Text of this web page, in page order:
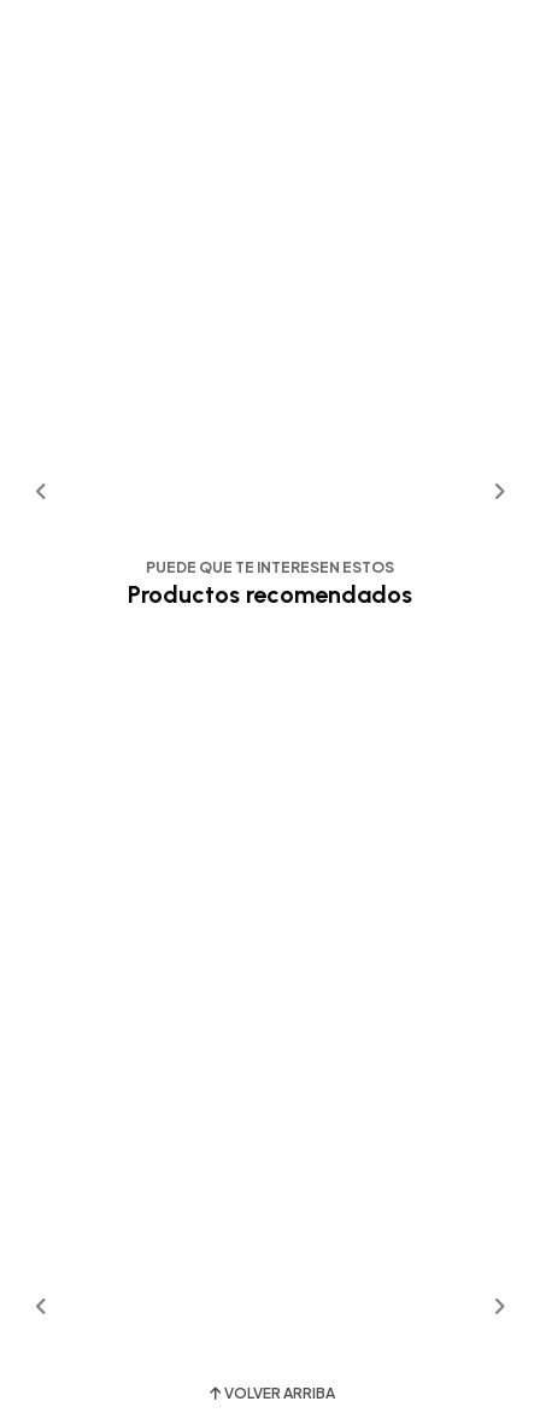
PUEDE QUE TE INTERESEN ESTOS
Productos recomendados
VOLVER ARRIBA